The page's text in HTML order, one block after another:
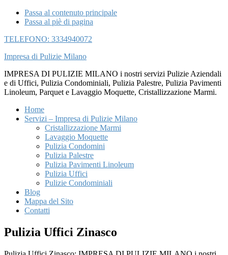
Passa al contenuto principale
Passa al piè di pagina
TELEFONO: 3334940072
Impresa di Pulizie Milano
IMPRESA DI PULIZIE MILANO i nostri servizi Pulizie Aziendali
e di Uffici, Pulizia Condominiali, Pulizia Palestre, Pulizia Pavimenti
Linoleum, Parquet e Lavaggio Moquette, Cristallizzazione Marmi.
Home
Servizi – Impresa di Pulizie Milano
Cristallizzazione Marmi
Lavaggio Moquette
Pulizia Condomini
Pulizia Palestre
Pulizia Pavimenti Linoleum
Pulizia Uffici
Pulizie Condominiali
Blog
Mappa del Sito
Contatti
Pulizia Uffici Zinasco